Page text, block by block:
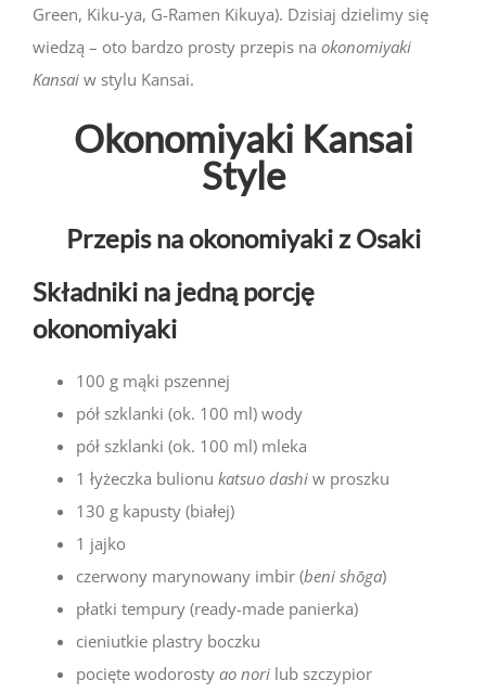
Green, Kiku-ya, G-Ramen Kikuya). Dzisiaj dzielimy się
wiedzą – oto bardzo prosty przepis na okonomiyaki
Kansai w stylu Kansai.
Okonomiyaki Kansai
Style
Przepis na okonomiyaki z Osaki
Składniki na jedną porcję
okonomiyaki
100 g mąki pszennej
pół szklanki (ok. 100 ml) wody
pół szklanki (ok. 100 ml) mleka
1 łyżeczka bulionu katsuo dashi w proszku
130 g kapusty (białej)
1 jajko
czerwony marynowany imbir (beni shōga)
płatki tempury (ready-made panierka)
cieniutkie plastry boczku
pocięte wodorosty ao nori lub szczypior